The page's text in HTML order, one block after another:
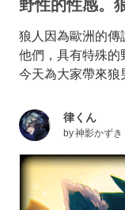
野性的性感。
狼人因為歐洲的傳
他們，具有特殊的
今天為大家帶來狼
律くん
by神影かずき